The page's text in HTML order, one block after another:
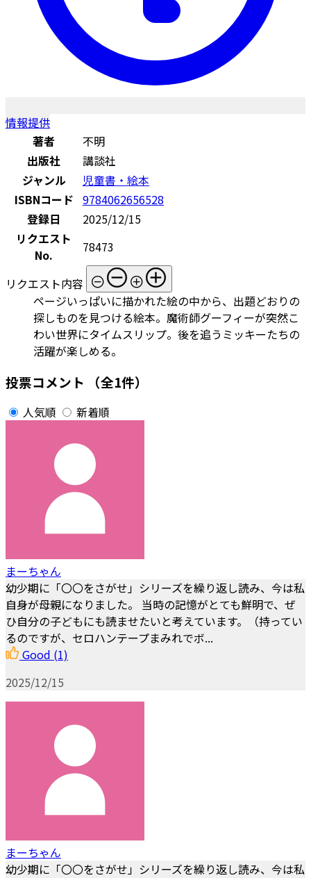
情報提供
著者
不明
出版社
講談社
ジャンル
児童書・絵本
ISBNコード 9784062656528
登録日
2025/12/15
リクエスト
No.
78473
リクエスト内容
ページいっぱいに描かれた絵の中から、出題どおりの
探しものを見つける絵本。魔術師グーフィーが突然こ
わい世界にタイムスリップ。後を追うミッキーたちの
活躍が楽しめる。
投票コメント （全1件）
人気順 新着順
まーちゃん
幼少期に「〇〇をさがせ」シリーズを繰り返し読み、今は私
自身が母親になりました。 当時の記憶がとても鮮明で、ぜ
ひ自分の子どもにも読ませたいと考えています。（持ってい
るのですが、セロハンテープまみれでボ...
Good (1)
2025/12/15
まーちゃん
幼少期に「〇〇をさがせ」シリーズを繰り返し読み、今は私